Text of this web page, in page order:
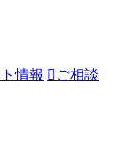
情報 ご相談